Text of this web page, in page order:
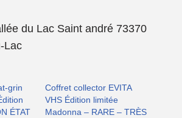
du Lac Saint andré 73370
Lac
grin
ÉTAT
Coffret collector EVITA
VHS Édition limitée
Madonna – RARE – TRÈS